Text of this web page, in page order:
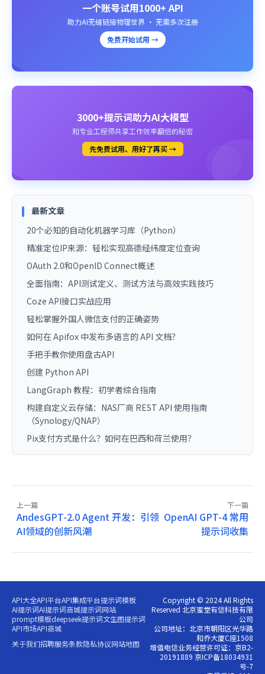
一个账号试用1000+ API
助力AI无缝链接物理世界 · 无需多次注册
免费开始试用 →
3000+提示词助力AI大模型
和专业工程师共享工作效率翻倍的秘密
先免费试用、用好了再买 →
最新文章
20个必知的自动化机器学习库（Python）
精准定位IP来源：轻松实现高德经纬度定位查询
OAuth 2.0和OpenID Connect概述
全面指南：API测试定义、测试方法与高效实践技巧
Coze API接口实战应用
轻松掌握外国人微信支付的正确姿势
如何在 Apifox 中发布多语言的 API 文档？
手把手教你使用盘古API
创建 Python API
LangGraph 教程：初学者综合指南
构建自定义云存储：NAS厂商 REST API 使用指南
（Synology/QNAP）
Pix支付方式是什么？如何在巴西和荷兰使用？
上一篇
AndesGPT-2.0 Agent 开发：引领
AI领域的创新风潮
下一篇
OpenAI GPT-4 常用
提示词收集
API大全API平台API集成平台提示词模板
AI提示词AI提示词商城提示词网站
prompt模板deepseek提示词文生图提示词
API市场API商城
关于我们招聘服务条款隐私协议网站地图
Copyright © 2024 All Rights
Reserved 北京蜜堂有信科技有限
公司
公司地址：北京市朝阳区光华路
和乔大厦C座1508
增值电信业务经营许可证：京B2-
20191889 京ICP备18034931
号-7